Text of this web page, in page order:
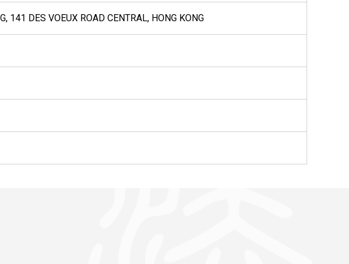
141 DES VOEUX ROAD CENTRAL, HONG KONG